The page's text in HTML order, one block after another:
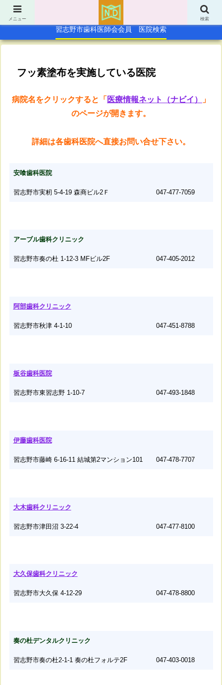
習志野市歯科医師会会員 医院検索
フッ素塗布を実施している医院
病院名をクリックすると「 医療情報ネット（ナビイ）
」
のページが開きます。
詳細は各歯科医院へ直接お問い合せ下さい。
安喰歯科医院
習志野市実籾 5-4-19 森商ビル2Ｆ 047-477-7059
アーブル歯科クリニック
習志野市奏の杜 1-12-3 MFビル2F 047-405-2012
阿部歯科クリニック
習志野市秋津 4-1-10 047-451-8788
板谷歯科医院
習志野市東習志野 1-10-7 047-493-1848
伊藤歯科医院
習志野市藤崎 6-16-11 結城第2マンション101 047-478-7707
大木歯科クリニック
習志野市津田沼 3-22-4 047-477-8100
大久保歯科クリニック
習志野市大久保 4-12-29 047-478-8800
奏の杜デンタルクリニック
習志野市奏の杜2-1-1 奏の杜フォルテ2F 047-403-0018
メニュー 検索